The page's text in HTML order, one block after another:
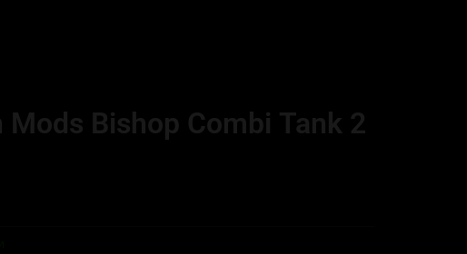
Bishop Combi Tank 2